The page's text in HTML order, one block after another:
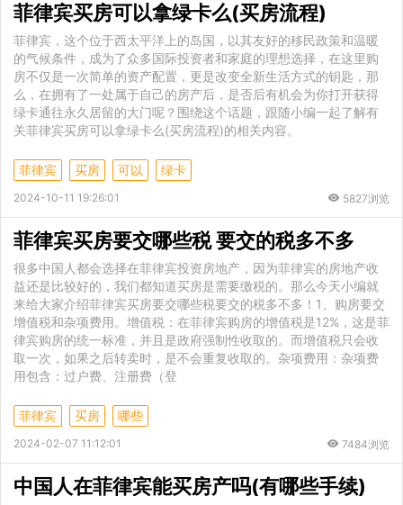
菲律宾买房可以拿绿卡么(买房流程)
菲律宾，这个位于西太平洋上的岛国，以其友好的移民政策和温暖
的气候条件，成为了众多国际投资者和家庭的理想选择，在这里购
房不仅是一次简单的资产配置，更是改变全新生活方式的钥匙，那
么，在拥有了一处属于自己的房产后，是否后有机会为你打开获得
绿卡通往永久居留的大门呢？围绕这个话题，跟随小编一起了解有
关菲律宾买房可以拿绿卡么(买房流程)的相关内容。
菲律宾 买房 可以 绿卡
2024-10-11 19:26:01 5827浏览
菲律宾买房要交哪些税 要交的税多不多
很多中国人都会选择在菲律宾投资房地产，因为菲律宾的房地产收
益还是比较好的，我们都知道买房是需要缴税的。那么今天小编就
来给大家介绍菲律宾买房要交哪些税要交的税多不多！1、购房要交
增值税和杂项费用。增值税：在菲律宾购房的增值税是12%，这是菲
律宾购房的统一标准，并且是政府强制性收取的。而增值税只会收
取一次，如果之后转卖时，是不会重复收取的。杂项费用：杂项费
用包含：过户费、注册费（登
菲律宾 买房 哪些
2024-02-07 11:12:01 7484浏览
中国人在菲律宾能买房产吗(有哪些手续)